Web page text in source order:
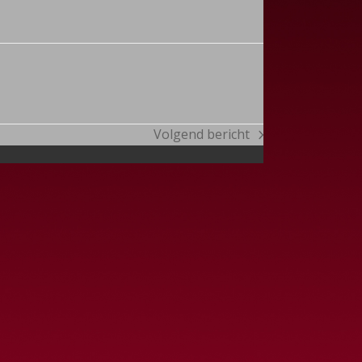
next
post:
Volgend bericht